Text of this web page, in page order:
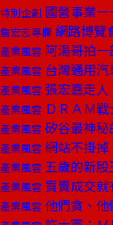
特別企劃 國營事業一
詹宏志專欄 網路博覽
產業風雲 阿湯哥拍
產業風雲 台灣通用
產業風雲 張宏嘉走人
產業風雲 ＤＲＡＭ
產業風雲 矽谷最神秘
產業風雲 網站不掛掉
產業風雲 五歲的新
產業風雲 買賣成交就
產業風雲 他們貪、